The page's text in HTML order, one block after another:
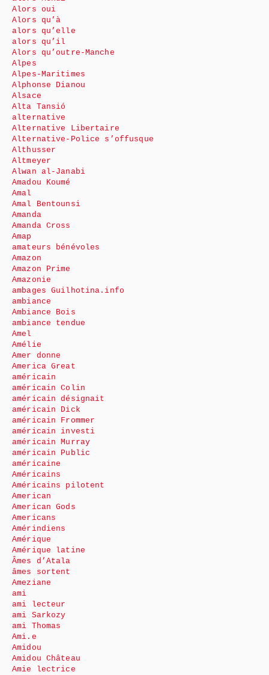
Alors oui
Alors qu’à
alors qu’elle
alors qu’il
Alors qu’outre-Manche
Alpes
Alpes-Maritimes
Alphonse Dianou
Alsace
Alta Tansió
alternative
Alternative Libertaire
Alternative-Police s’offusque
Althusser
Altmeyer
Alwan al-Janabi
Amadou Koumé
Amal
Amal Bentounsi
Amanda
Amanda Cross
Amap
amateurs bénévoles
Amazon
Amazon Prime
Amazonie
ambages Guilhotina.info
ambiance
Ambiance Bois
ambiance tendue
Amel
Amélie
Amer donne
America Great
américain
américain Colin
américain désignait
américain Dick
américain Frommer
américain investi
américain Murray
américain Public
américaine
Américains
Américains pilotent
American
American Gods
Americans
Amérindiens
Amérique
Amérique latine
Âmes d’Atala
âmes sortent
Ameziane
ami
ami lecteur
ami Sarkozy
ami Thomas
Ami.e
Amidou
Amidou Château
Amie lectrice